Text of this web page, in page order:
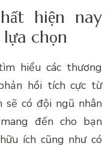
hiện nay
chọn
hiểu các thương
hồi tích cực từ
sẽ có đội ngũ nhân
đến cho bạn
ích cũng như có